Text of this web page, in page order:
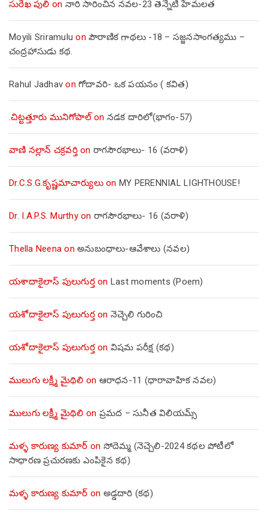
సురేఖ పులి on నారి సారించిన నవల-23 తెన్నేటి హేమలత
Moyili Sriramulu on పౌరాణిక గాథలు -18 – సజ్జనసాంగత్యము –
చంద్రహాసుడు కథ.
Rahul Jadhav on గోదావరి- ఒక పయనం ( కవిత)
.చిట్టత్తూరు మునిగోపాల్on నడక దారిలో(భాగం-57)
వాణి నల్లాన్ చక్రవర్తిon రాగసౌరభాలు- 16 (వరాళి)
Dr.C.S.G.కృష్ణమాచార్యులుon MY PERENNIAL LIGHTHOUSE!
Dr. I.A.P.S. Murthyon రాగసౌరభాలు- 16 (వరాళి)
Thella Neena on అనుబంధాలు-ఆవేశాలు (నవల)
యశాదాకైలాస్ పులుగుర్తon Last moments (Poem)
యశోదాకైలాస్ పులుగుర్తon నెచ్చెలి గురించి
యశోదాకైలాస్ పులుగుర్తon విషమ పరీక్ష (క‌థ‌)
ములుగు లక్ష్మీ మైథిలి on ఆరాధన-11 (ధారావాహిక నవల)
ములుగు లక్ష్మీ మైథిలి on ప్రమద – సునీత విలియమ్స్
మళ్ళ కారుణ్య కుమార్ on సోదెమ్మ (నెచ్చెలి-2024 కథల పోటీలో
సాధారణ ప్రచురణకు ఎంపికైన కథ)
మళ్ళ కారుణ్య కుమార్ on అడ్డదారి (కథ)